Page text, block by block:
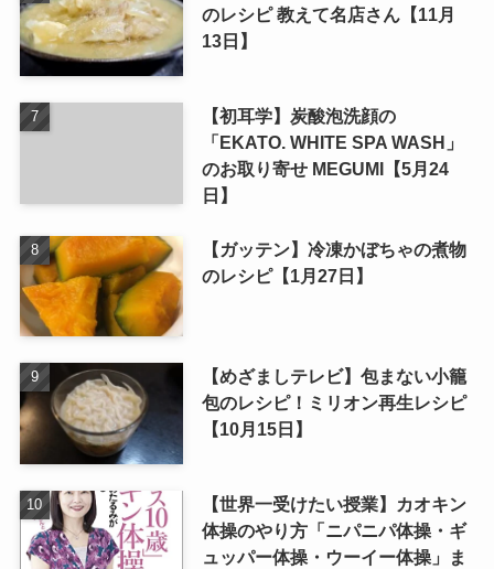
のレシピ 教えて名店さん【11月
13日】
【初耳学】炭酸泡洗顔の
「EKATO. WHITE SPA WASH」
のお取り寄せ MEGUMI【5月24
日】
【ガッテン】冷凍かぼちゃの煮物
のレシピ【1月27日】
【めざましテレビ】包まない小籠
包のレシピ！ミリオン再生レシピ
【10月15日】
【世界一受けたい授業】カオキン
体操のやり方「ニパニパ体操・ギ
ュッパー体操・ウーイー体操」ま